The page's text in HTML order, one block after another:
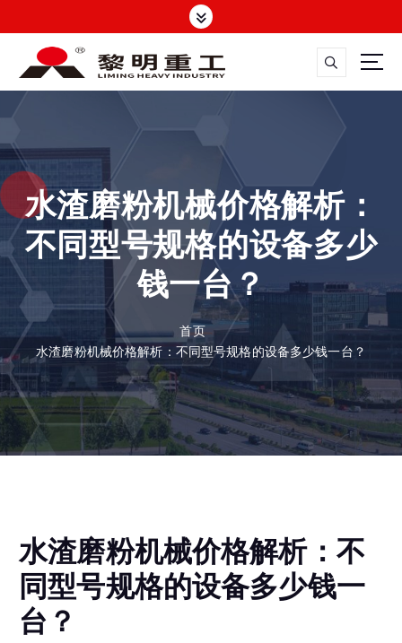
转
容 大修渣磨粉机，矿渣立磨
水渣磨粉机械价格解析：
不同型号规格的设备多少
钱一台？
首页
水渣磨粉机械价格解析：不同型号规格的设备多少钱一台？
水渣磨粉机械价格解析：不
同型号规格的设备多少钱一
台？